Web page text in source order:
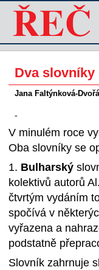
Dva
Jana Faltýnková-
-
V minulém roce
Oba slovníky se
1. Bulharský
kolektivů autorů
čtvrtým vydáním
spočívá v
vyřazena a
podstatně
Slovník zahrnuje